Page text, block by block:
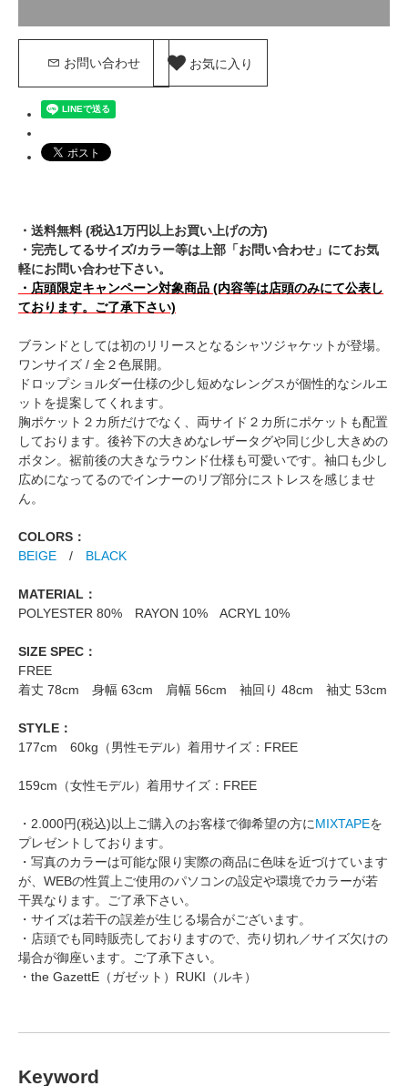
お問い合わせ お気に入り
・送料無料 (税込1万円以上お買い上げの方)
・完売してるサイズ/カラー等は上部「お問い合わせ」にてお気
軽にお問い合わせ下さい。
・店頭限定キャンペーン対象商品 (内容等は店頭のみにて公表し
ております。ご了承下さい)
ブランドとしては初のリリースとなるシャツジャケットが登場。
ワンサイズ / 全２色展開。
ドロップショルダー仕様の少し短めなレングスが個性的なシルエ
ットを提案してくれます。
胸ポケット２カ所だけでなく、両サイド２カ所にポケットも配置
しております。後衿下の大きめなレザータグや同じ少し大きめの
ボタン。裾前後の大きなラウンド仕様も可愛いです。袖口も少し
広めになってるのでインナーのリブ部分にストレスを感じませ
ん。
COLORS：
BEIGE / BLACK
MATERIAL：
POLYESTER 80% RAYON 10% ACRYL 10%
SIZE SPEC：
FREE
着丈 78cm 身幅 63cm 肩幅 56cm 袖回り 48cm 袖丈 53cm
STYLE：
177cm 60kg（男性モデル）着用サイズ：FREE
159cm（女性モデル）着用サイズ：FREE
・2.000円(税込)以上ご購入のお客様で御希望の方にMIXTAPEを
プレゼントしております。
・写真のカラーは可能な限り実際の商品に色味を近づけています
が、WEBの性質上ご使用のパソコンの設定や環境でカラーが若
干異なります。ご了承下さい。
・サイズは若干の誤差が生じる場合がございます。
・店頭でも同時販売しておりますので、売り切れ／サイズ欠けの
場合が御座います。ご了承下さい。
・the GazettE（ガゼット）RUKI（ルキ）
Keyword